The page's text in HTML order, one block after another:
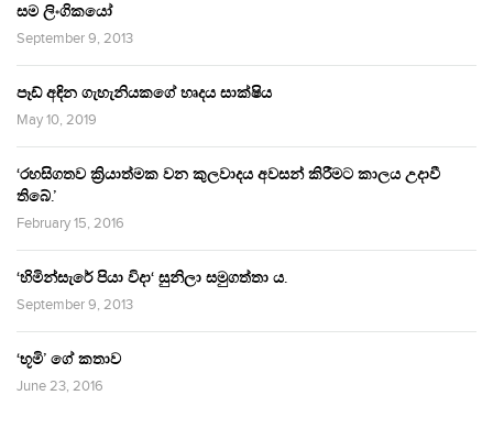
සම ලිංගිකයෝ
September 9, 2013
පෑඩ් අඳින ගැහැනියකගේ හෘදය සාක්ෂිය
May 10, 2019
‘රහසිගතව ක්‍රියාත්මක වන කුලවාදය අවසන් කිරීමට කාලය උදාවී
තිබේ.’
February 15, 2016
‘හිමින්සැරේ පියා විදා‘ සුනිලා සමුගත්තා ය.
September 9, 2013
‘භූමි’ ගේ කතාව
June 23, 2016